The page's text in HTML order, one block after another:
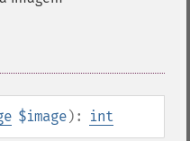
$image): int